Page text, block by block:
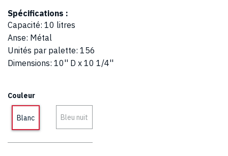
Spécifications :
Capacité: 10 litres
Anse: Métal
Unités par palette: 156
Dimensions: 10'' D x 10 1/4''
Couleur
Blanc Bleu nuit